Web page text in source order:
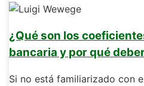
¿Qué son los
bancaria y por qué
Si no está familiarizado con